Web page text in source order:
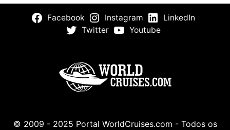
Facebook Instagram
LinkedIn
Twitter
Youtube
© 2009 - 2025 Portal WorldCruises.com - Todos os